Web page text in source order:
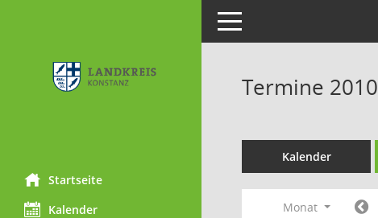
Startseite
Kalender
Toggle navigation
Termine 2010
Kalender
Monat